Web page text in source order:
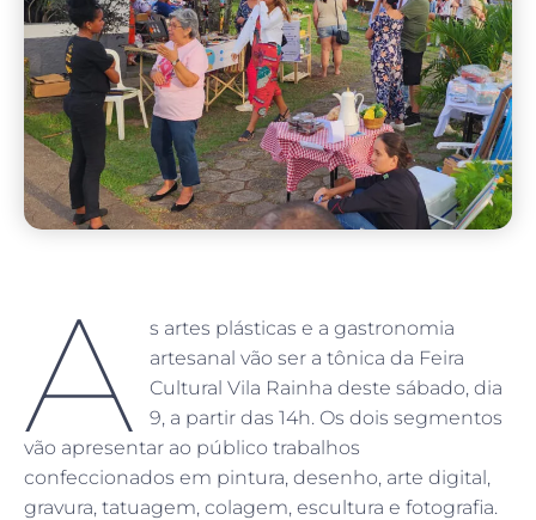
A
s artes plásticas e a gastronomia
artesanal vão ser a tônica da Feira
Cultural Vila Rainha deste sábado, dia
9, a partir das 14h. Os dois segmentos
vão apresentar ao público trabalhos
confeccionados em pintura, desenho, arte digital,
gravura, tatuagem, colagem, escultura e fotografia.